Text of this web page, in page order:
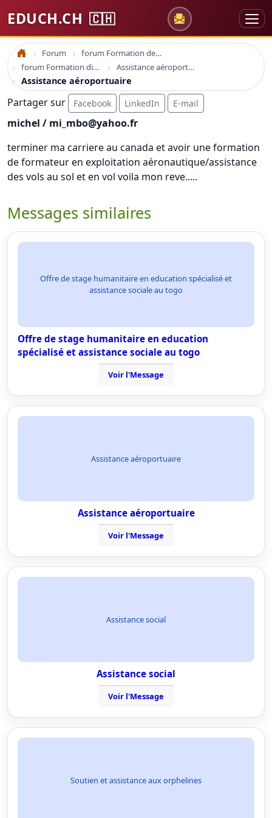
EDUCH.CH 🇨🇭
Accueil Forum
forum Formation des adultes
forum Formation distance en ligne
Assistance aéroportuaire
Assistance aéroportuaire
Partager sur Facebook LinkedIn E-mail
michel / mi_mbo@yahoo.fr
terminer ma carriere au canada et avoir une formation
de formateur en exploitation aéronautique/assistance
des vols au sol et en vol voila mon reve.....
Messages similaires
Offre de stage humanitaire en education spécialisé et
assistance sociale au togo
Offre de stage humanitaire en education
spécialisé et assistance sociale au togo
Voir l'Message
Assistance aéroportuaire
Assistance aéroportuaire
Voir l'Message
Assistance social
Assistance social
Voir l'Message
Soutien et assistance aux orphelines